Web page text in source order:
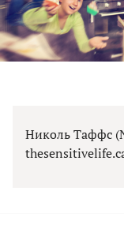
Николь Таффс